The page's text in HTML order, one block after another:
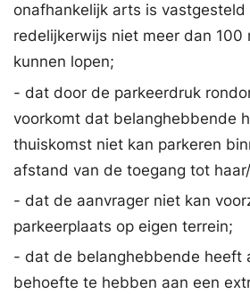
onafhankelijk arts is vastgesteld
redelijkerwijs niet meer dan 100
kunnen lopen;
- dat door de parkeerdruk
voorkomt dat belanghebbende
thuiskomst niet kan parkeren
afstand van de toegang tot
- dat de aanvrager niet kan
parkeerplaats op eigen terrein;
- dat de belanghebbende heeft
behoefte te hebben aan een